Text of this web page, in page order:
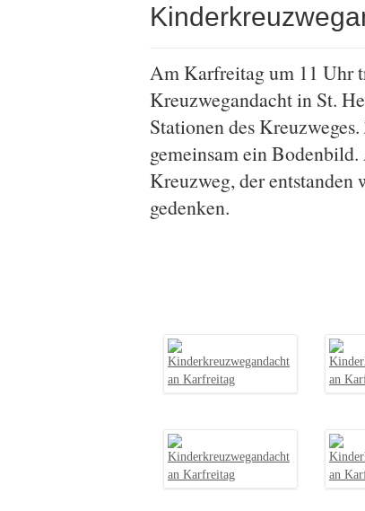
Am Karfreitag um 11 Uhr
Kreuzwegandacht in St.
Stationen des
gemeinsam ein
Kreuzweg, der entstanden
gedenken.